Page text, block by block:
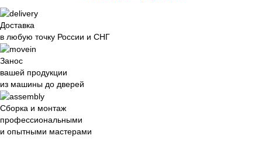
Доставка
в любую точку России и СНГ
Занос
вашей продукции
из машины до дверей
Сборка и монтаж
профессиональными
и опытными мастерами